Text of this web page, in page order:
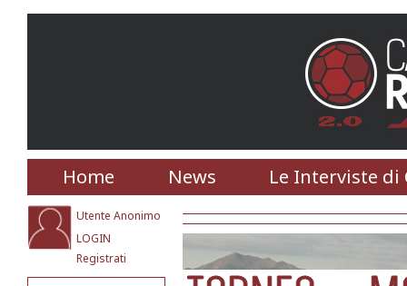
Home News Le Interviste di
Utente Anonimo
LOGIN
Registrati